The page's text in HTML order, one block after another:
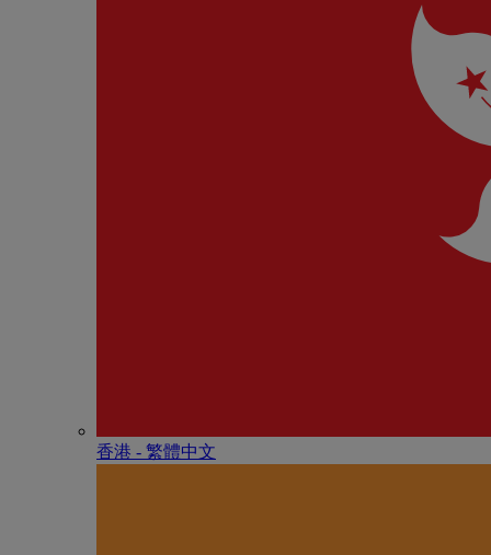
香港 - 繁體中文